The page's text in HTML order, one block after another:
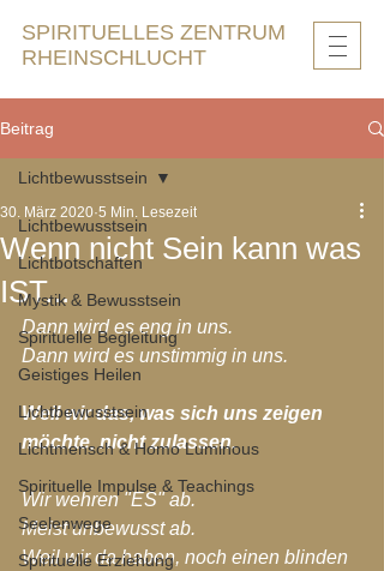
SPIRITUELLES ZENTRUM
RHEINSCHLUCHT
Beitrag
Lichtbewusstsein
Lichtbotschaften
Mystik & Bewusstsein
Spirituelle Begleitung
Geistiges Heilen
Lichtbewusstsein
Lichtmensch & Homo Luminous
Spirituelle Impulse & Teachings
Seelenwege
Spirituelle Erziehung
Lichtbewusstsein
Wenn nicht Sein kann was
IST...
30. März 2020 5 Min. Lesezeit
Dann wird es eng in uns.
Dann wird es unstimmig in uns.
Weil wir das, was sich uns zeigen
möchte, nicht zulassen.
Wir wehren "ES" ab.
Meist unbewusst ab.
Weil wir da haben, noch einen blinden